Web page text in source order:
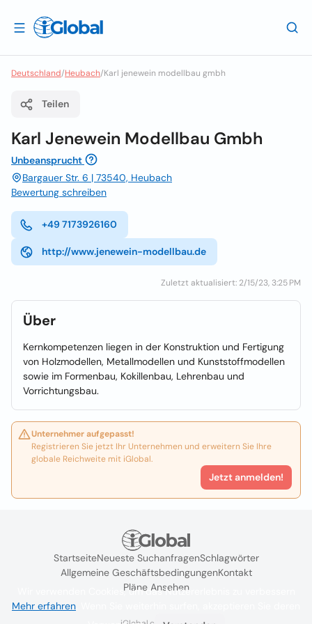
Deutschland/Heubach/Karl jenewein modellbau gmbh
Teilen
Karl Jenewein Modellbau Gmbh
Unbeansprucht
Bargauer Str. 6 | 73540, Heubach
Bewertung schreiben
+49 7173926160
http://www.jenewein-modellbau.de
Zuletzt aktualisiert: 2/15/23, 3:25 PM
Über
Kernkompetenzen liegen in der Konstruktion und Fertigung
von Holzmodellen, Metallmodellen und Kunststoffmodellen
sowie im Formenbau, Kokillenbau, Lehrenbau und
Vorrichtungsbau.
Unternehmer aufgepasst!
Registrieren Sie jetzt Ihr Unternehmen und erweitern Sie Ihre
globale Reichweite mit iGlobal.
Jetzt anmelden!
StartseiteNeueste SuchanfragenSchlagwörter
Allgemeine GeschäftsbedingungenKontakt
Pläne Ansehen
Wir verwenden Cookies, um das Nutzererlebnis zu verbessern
Mehr erfahren